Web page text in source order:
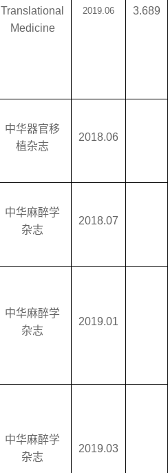
Translational
Medicine
2019.06 3.689
中华器官移
植杂志
2018.06
中华麻醉学
杂志
2018.07
中华麻醉学
杂志
2019.01
中华麻醉学
杂志
2019.03